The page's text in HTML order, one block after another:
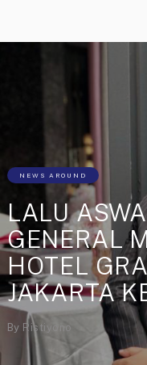
NEWS AROUND
LALU
GENERAL
HOTEL
JAKARTA
By Ristiyono